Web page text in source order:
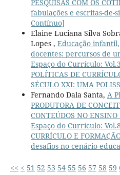
PESQUISAS COM OS
fabulações e escritas-de-
Contínuo]
Elaine Luciana Silva
Lopes , Educação
docentes: percursos de
Espaço do Currículo:
POLÍTICAS DE
SÉCULO XXI: UMA
Fernando Dala Santa, A
PRODUTORA DE
CONTEÚDOS NO
Espaço do Currículo:
CURRÍCULO E
desafios no cenário
<< < 51 52 53 54 55 56 57 58 59